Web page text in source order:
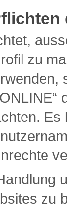
zu
zu